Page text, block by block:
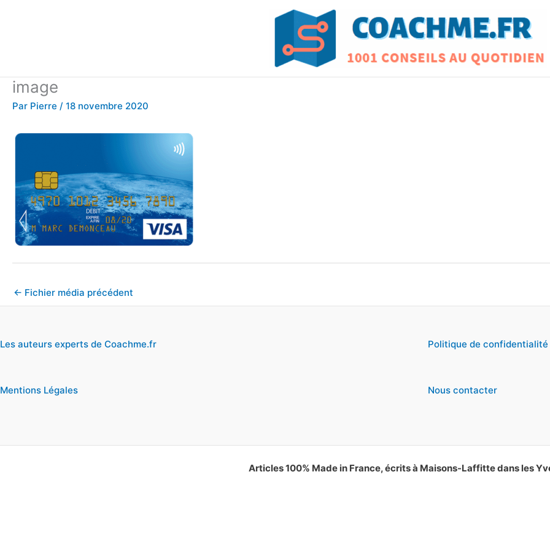
image
Par Pierre / 18 novembre 2020
← Fichier média précédent
Les auteurs experts de Coachme.fr
Mentions Légales
Politique de confidentialité
Nous contacter
Articles 100% Made in France, écrits à Maisons-Laffitte dans les